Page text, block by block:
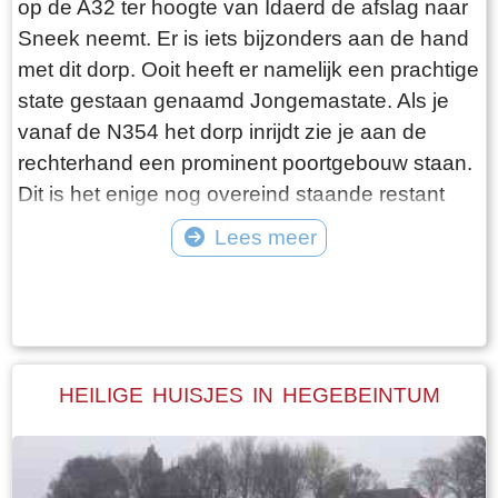
De gebroeders De Vries houden het dus nog vol
en vangen regelmatig bot bij Laaksum. Ik hoor
dat de ze inmiddels aardig op leeftijd zijn, in
ieder geval over de zestig. Ik hoop dat ze het
nog even kunnen volhouden tot aan hun
pensioenleeftijd. Want zodra zij ermee stoppen
vangt iedereen bot bij Laaksum.
op de A32 ter hoogte van Idaerd de afslag naar
Sneek neemt. Er is iets bijzonders aan de hand
met dit dorp. Ooit heeft er namelijk een prachtige
state gestaan genaamd Jongemastate. Als je
vanaf de N354 het dorp inrijdt zie je aan de
rechterhand een prominent poortgebouw staan.
Dit is het enige nog overeind staande restant
van Jongemastate. Het poortgebouw geeft
toegang tot het park Jongemastate. In het
aub”. Het is de moeite waard om het park eens
heeft. Grote brokken zandsteen liggen her en
der verspreid door het park alsof er een enorme
Lees meer
HEILIGE HUISJES IN HEGEBEINTUM